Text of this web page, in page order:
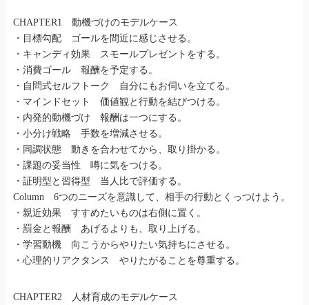
CHAPTER1 動機づけのモデルケース
・目標勾配 ゴールを間近に感じさせる。
・キャンディ効果 スモールプレゼントをする。
・消費ゴール 報酬を予定する。
・自問式セルフトーク 自分にもお伺いを立てる。
・マインドセット 価値観と行動を結びつける。
・内発的動機づけ 報酬は一つにする。
・小分け戦略 手数を増減させる。
・同調状態 動きを合わせてから、取り掛かる。
・課題の妥当性 噂に気をつける。
・証明型と習得型 当人比で評価する。
Column 6つのニーズを意識して、相手の行動とくっつけよう。
・親近効果 すすめたいものは右側に置く。
・罰金と報酬 あげるよりも、取り上げる。
・学習動機 向こうからやりたい気持ちにさせる。
・心理的リアクタンス やりたがることを尊重する。
CHAPTER2 人材育成のモデルケース